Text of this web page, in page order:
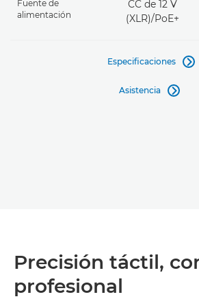
Fuente de
alimentación
CC de 12 V
(XLR)/PoE+
Especificaciones 
Asistencia 
Precisión táctil,
profesional